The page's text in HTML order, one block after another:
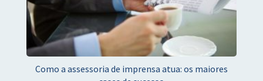
Como a assessoria de imprensa atua: os maiores